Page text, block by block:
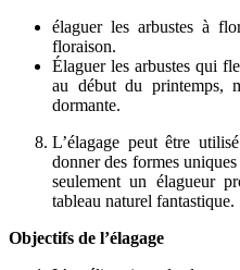
élaguer les arbustes à
floraison.
Élaguer les arbustes qui
au début du printemps,
dormante.
L’élagage peut être
donner des formes
seulement un élagueur
tableau naturel fantastique.
Objectifs de l’élagage